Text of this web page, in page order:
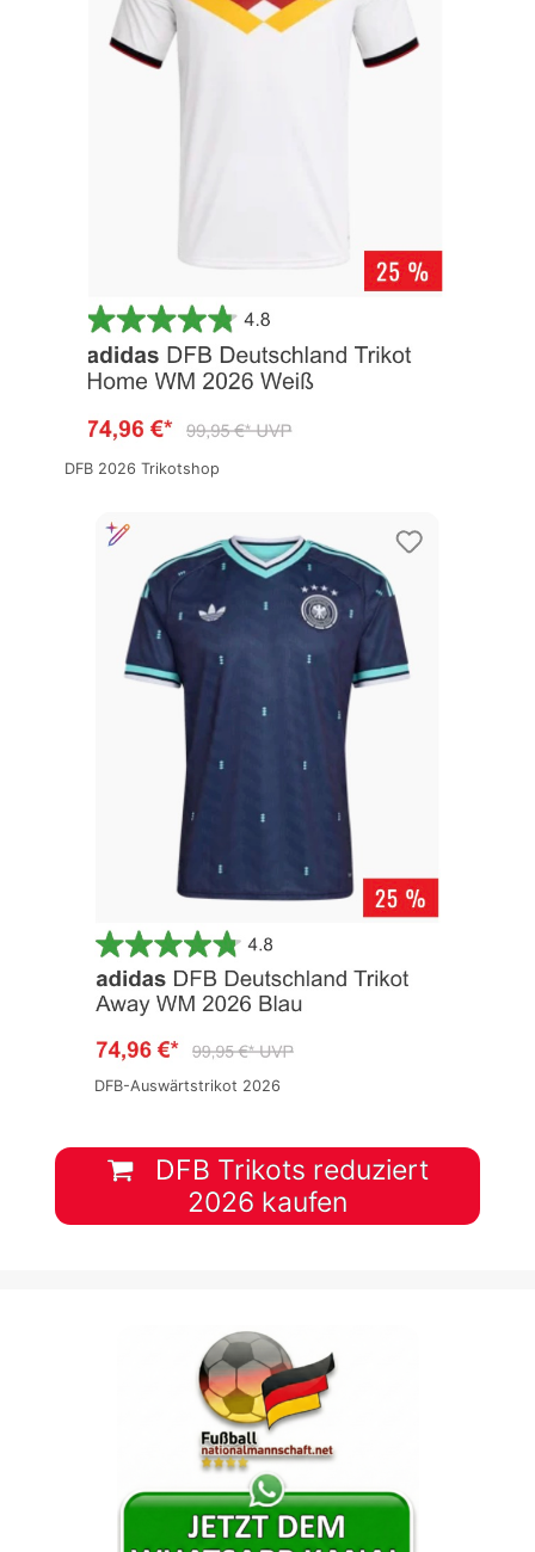
DFB 2026 Trikotshop
DFB-Auswärtstrikot 2026
DFB Trikots reduziert
2026 kaufen